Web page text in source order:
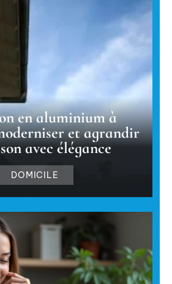
en aluminium à
et agrandir
avec élégance
DOMICILE